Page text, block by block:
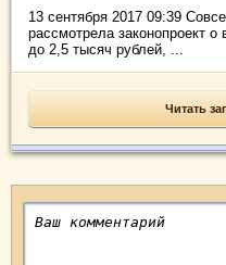
13 сентября 2017 09:39
рассмотрела законопроект
до 2,5 тысяч рублей, ...
Читать